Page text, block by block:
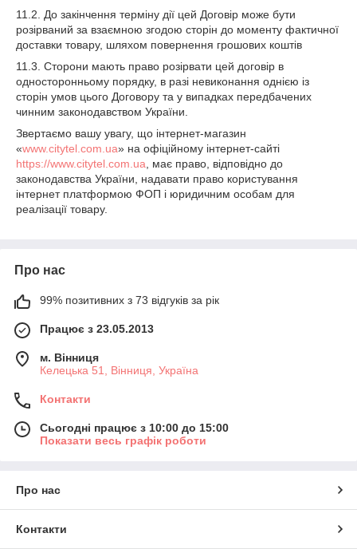
11.2. До закінчення терміну дії цей Договір може бути
розірваний за взаємною згодою сторін до моменту фактичної
доставки товару, шляхом повернення грошових коштів
11.3. Сторони мають право розірвати цей договір в
односторонньому порядку, в разі невиконання однією із
сторін умов цього Договору та у випадках передбачених
чинним законодавством України.
Звертаємо вашу увагу, що інтернет-магазин
«www.citytel.com.ua» на офіційному інтернет-сайті
https://www.citytel.com.ua , має право, відповідно до
законодавства України, надавати право користування
інтернет платформою ФОП і юридичним особам для
реалізації товару.
Про нас
99% позитивних з 73 відгуків за рік
Працює з 23.05.2013
м. Вінниця
Келецька 51, Вінниця, Україна
Контакти
Сьогодні працює з 10:00 до 15:00
Показати весь графік роботи
Про нас
Контакти